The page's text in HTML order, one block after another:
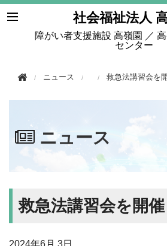
社会福祉法人
障がい者支援施設 高嶺園 ／
センター
ニュース 救急法講習会を
ニュース
救急法講習会を開